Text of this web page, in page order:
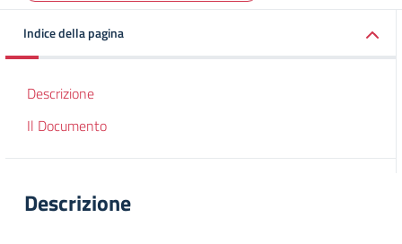
Indice della pagina
Descrizione
Il Documento
Descrizione